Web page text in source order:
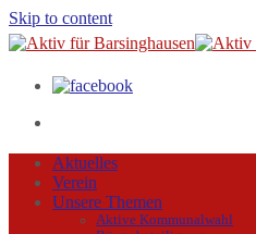
Skip to content
Aktuelles
Verein
Unsere Themen
Aktive Kommunalwahl